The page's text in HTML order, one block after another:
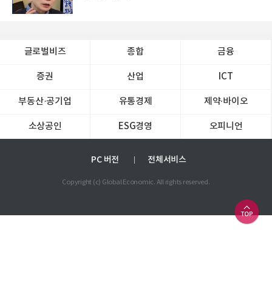
글로벌비즈 종합 금융
증권 산업 ICT
부동산·공기업 유통경제 제약∙바이오
소상공인 ESG경영 오피니언
PC 버전 전체서비스
Copyright (c) Global Economic. All rights reserved.